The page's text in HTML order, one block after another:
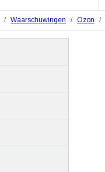
Waarschuwingen Ozon